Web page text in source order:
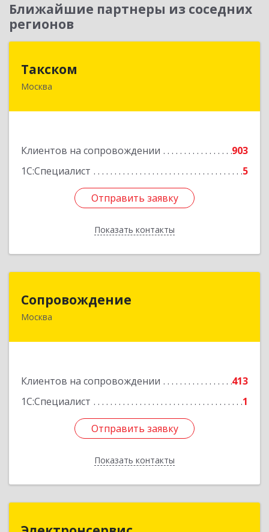
Ближайшие партнеры из соседних
регионов
Такском
Москва
Клиентов на сопровождении
903
1С:Специалист
5
Отправить заявку
Показать контакты
119034, Москва г, Барыковский пер, дом №
Отправить заявку
Назад
Сопровождение
Москва
Клиентов на сопровождении
413
1С:Специалист
1
Отправить заявку
Показать контакты
117198, Москва г, Саморы Машела ул, дом № 8,
Отправить заявку
Назад